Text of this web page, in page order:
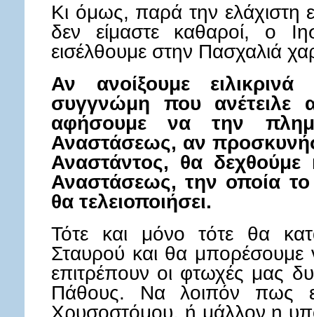
Κι όμως, παρά την ελάχιστη
δεν είμαστε καθαροί, ο
εισέλθουμε στην Πασχαλιά
Αν ανοίξουμε
συγγνώμη που
αφήσουμε να την
Αναστάσεως, αν
Αναστάντος, θα δεχθούμε
Αναστάσεως, την οποία
θα τελειοποιήσει.
Τότε και μόνο τότε θα
Σταυρού και θα μπορέσουμε
επιτρέπουν οι φτωχές μας
Πάθους. Να λοιπόν πως
Χρυσοστόμου, ή μάλλον η